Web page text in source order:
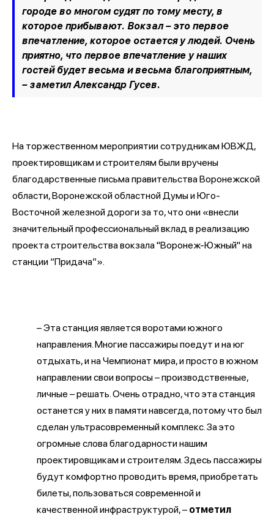
городе во многом судят по тому месту, в
которое прибывают. Вокзал – это первое
впечатление, которое остается у людей. Очень
приятно, что первое впечатление у наших
гостей будет весьма и весьма благоприятным,
– заметил Александр Гусев.
На торжественном мероприятии сотрудникам ЮВЖД,
проектировщикам и строителям были вручены
благодарственные письма правительства Воронежской
области, Воронежской областной Думы и Юго-
Восточной железной дороги за то, что они «внесли
значительный профессиональный вклад в реализацию
проекта строительства вокзала "Воронеж-Южный" на
станции “Придача”».
– Эта станция является воротами южного
направления. Многие пассажиры поедут и на юг
отдыхать, и на Чемпионат мира, и просто в южном
направлении свои вопросы – производственные,
личные – решать. Очень отрадно, что эта станция
останется у них в памяти навсегда, потому что был
сделан ультрасовременный комплекс. За это
огромные слова благодарности нашим
проектировщикам и строителям. Здесь пассажиры
будут комфортно проводить время, приобретать
билеты, пользоваться современной и
качественной инфраструктурой, – отметил